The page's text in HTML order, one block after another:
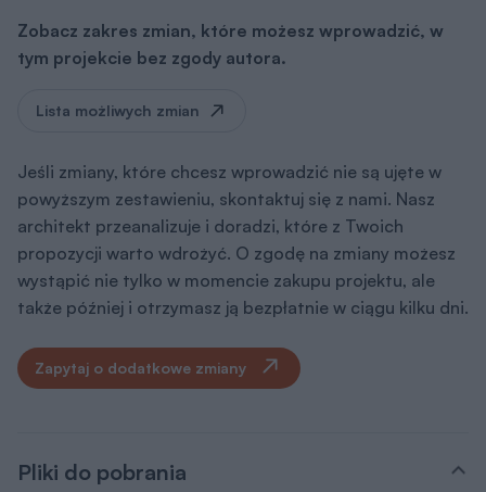
Zobacz zakres zmian, które możesz wprowadzić, w
tym projekcie bez zgody autora.
Lista możliwych zmian
Jeśli zmiany, które chcesz wprowadzić nie są ujęte w
powyższym zestawieniu, skontaktuj się z nami. Nasz
architekt przeanalizuje i doradzi, które z Twoich
propozycji warto wdrożyć. O zgodę na zmiany możesz
wystąpić nie tylko w momencie zakupu projektu, ale
także później i otrzymasz ją bezpłatnie w ciągu kilku dni.
Zapytaj o dodatkowe zmiany
Pliki do pobrania